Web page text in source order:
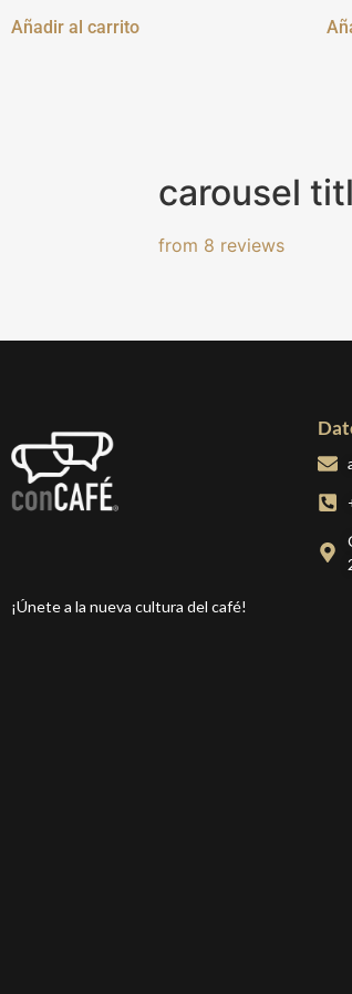
Añadir al carrito
carousel
from 8 reviews
¡Únete a la nueva cultura del café!